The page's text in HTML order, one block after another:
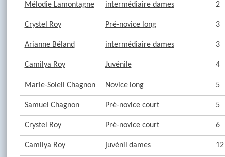
Mélodie Lamontagne intermédiaire dames 2
Crystel Roy Pré-novice long 3
Arianne Béland intermédiaire dames 3
Camilya Roy Juvénile 4
Marie-Soleil Chagnon Novice long 5
Samuel Chagnon Pré-novice court 5
Crystel Roy Pré-novice court 6
Camilya Roy juvénil dames 12